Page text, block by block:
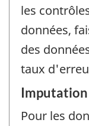
les
données,
des
taux
Imputation
Pour les